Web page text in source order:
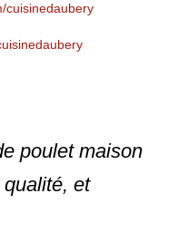
cuisinedaubery
poulet maison
et